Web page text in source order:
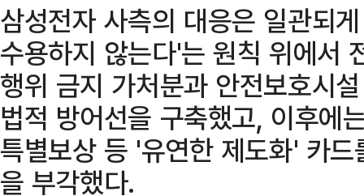
삼성전자 사측의 대응은 일관되
수용하지 않는다'는 원칙 위에서
행위 금지 가처분과 안전보호시
법적 방어선을 구축했고, 이후에
특별보상 등 '유연한 제도화' 카
을 부각했다.